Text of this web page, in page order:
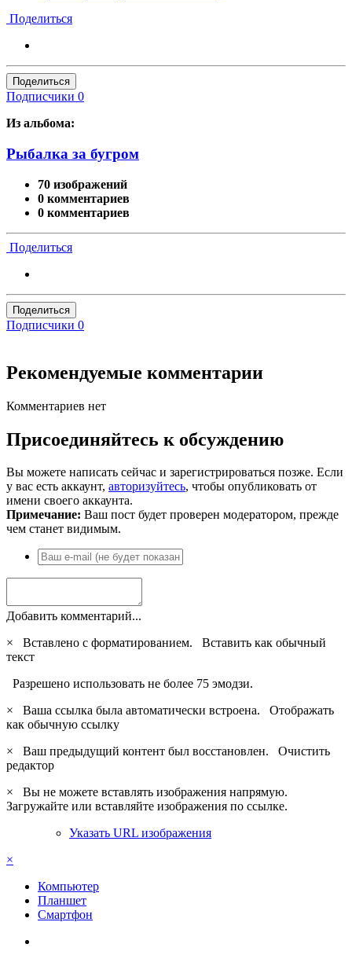
Поделиться
Поделиться
Подписчики 0
Из альбома:
Рыбалка за бугром
70 изображений
0 комментариев
0 комментариев
Поделиться
Поделиться
Подписчики 0
Рекомендуемые комментарии
Комментариев нет
Присоединяйтесь к обсуждению
Вы можете написать сейчас и зарегистрироваться позже. Если
у вас есть аккаунт, авторизуйтесь, чтобы опубликовать от
имени своего аккаунта.
Примечание: Ваш пост будет проверен модератором, прежде
чем станет видимым.
Добавить комментарий...
×
Вставлено с форматированием. Вставить как обычный
текст
Разрешено использовать не более 75 эмодзи.
×
Ваша ссылка была автоматически встроена. Отображать
как обычную ссылку
×
Ваш предыдущий контент был восстановлен. Очистить
редактор
×
Вы не можете вставлять изображения напрямую.
Загружайте или вставляйте изображения по ссылке.
Указать URL изображения
×
Компьютер
Планшет
Смартфон